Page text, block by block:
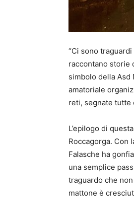
“Ci sono
raccontano storie
simbolo della Asd
amatoriale
reti, segnate tutte
L’epilogo di
Roccagorga. Con
Falasche ha
una semplice
traguardo che
mattone è